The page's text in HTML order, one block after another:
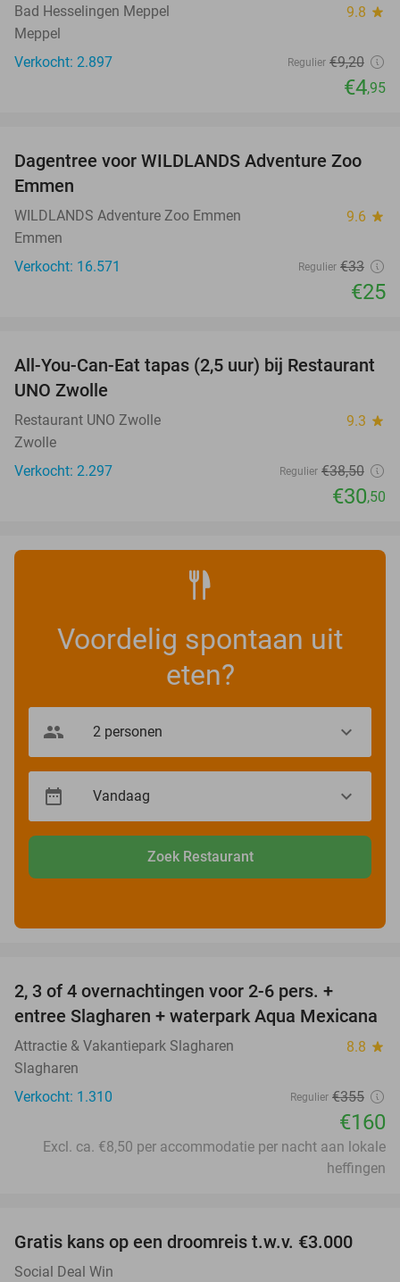
Bad Hesselingen Meppel 9.8 star
Meppel
Verkocht: 2.897
Regulier €9,20
€4,95
24%
Dagentree voor WILDLANDS Adventure Zoo
Emmen
WILDLANDS Adventure Zoo Emmen 9.6 star
Emmen
Verkocht: 16.571
Regulier €33
€25
21%
All-You-Can-Eat tapas (2,5 uur) bij Restaurant
UNO Zwolle
Restaurant UNO Zwolle 9.3 star
Zwolle
Verkocht: 2.297
Regulier €38,50
€30,50
Voordelig spontaan uit
eten?
Zoek Restaurant
2, 3 of 4 overnachtingen voor 2-6 pers. +
entree Slagharen + waterpark Aqua Mexicana
Attractie & Vakantiepark Slagharen 8.8 star
Slagharen
Verkocht: 1.310
Regulier €355
€160
Excl. ca. €8,50 per accommodatie per nacht aan lokale
heffingen
Gratis kans op een droomreis t.w.v. €3.000
Social Deal Win